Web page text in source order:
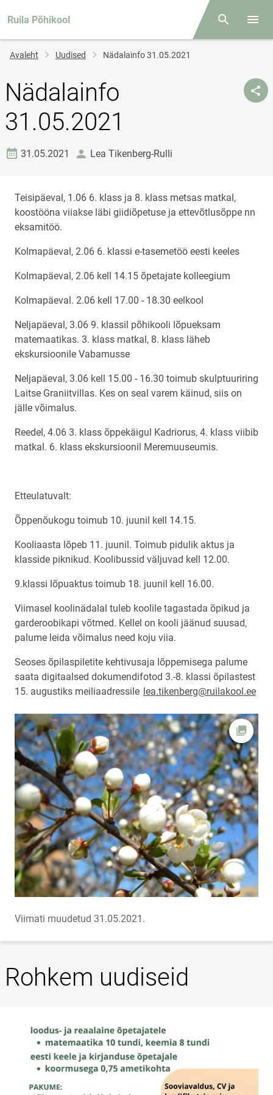
Ruila Põhikool Otsing
Jälglink
Avaleht Uudised Nädalainfo 31.05.2021
Nädalainfo
31.05.2021
Loomise kuupäev
31.05.2021 autorLea Tikenberg-Rulli
Teisipäeval, 1.06 6. klass ja 8. klass metsas matkal,
koostööna viiakse läbi giidiõpetuse ja ettevõtlusõppe nn
eksamitöö.
Kolmapäeval, 2.06 6. klassi e-tasemetöö eesti keeles
Kolmapäeval, 2.06 kell 14.15 õpetajate kolleegium
Kolmapäeval. 2.06 kell 17.00 - 18.30 eelkool
Neljapäeval, 3.06 9. klassil põhikooli lõpueksam
matemaatikas. 3. klass matkal, 8. klass läheb
ekskursioonile Vabamusse
Neljapäeval, 3.06 kell 15.00 - 16.30 toimub skulptuuriring
Laitse Graniitvillas. Kes on seal varem käinud, siis on
jälle võimalus.
Reedel, 4.06 3. klass õppekäigul Kadriorus, 4. klass viibib
matkal. 6. klass ekskursioonil Meremuuseumis.
Etteulatuvalt:
Õppenõukogu toimub 10. juunil kell 14.15.
Kooliaasta lõpeb 11. juunil. Toimub pidulik aktus ja
klasside piknikud. Koolibussid väljuvad kell 12.00.
9.klassi lõpuaktus toimub 18. juunil kell 16.00.
Viimasel koolinädalal tuleb koolile tagastada õpikud ja
garderoobikapi võtmed. Kellel on kooli jäänud suusad,
palume leida võimalus need koju viia.
Seoses õpilaspiletite kehtivusaja lõppemisega palume
saata digitaalsed dokumendifotod 3.-8. klassi õpilastest
15. augustiks meiliaadressile lea.tikenberg@ruilakool.ee
Ava
Viimati muudetud 31.05.2021.
Rohkem uudiseid